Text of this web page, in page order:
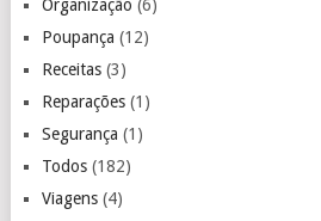
Organização (6)
Poupança (12)
Receitas(3)
Reparações(1)
Segurança (1)
Todos(182)
Viagens(4)